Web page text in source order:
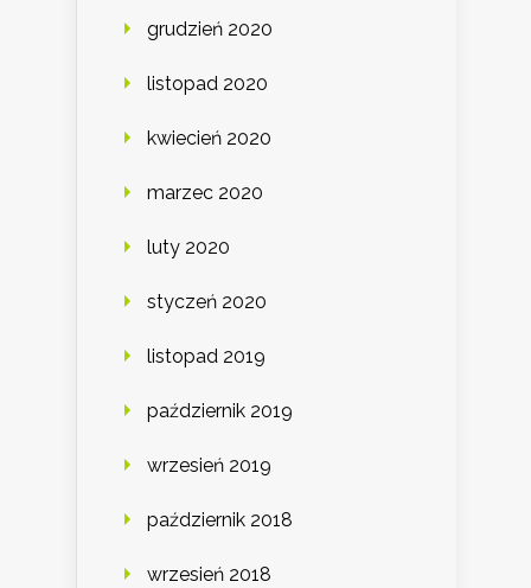
grudzień 2020
listopad 2020
kwiecień 2020
marzec 2020
luty 2020
styczeń 2020
listopad 2019
październik 2019
wrzesień 2019
październik 2018
wrzesień 2018